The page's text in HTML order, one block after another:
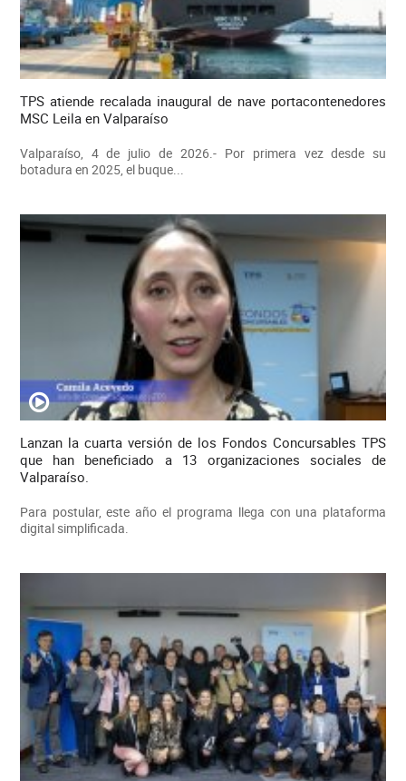
TPS atiende recalada inaugural de nave portacontenedores
MSC Leila en Valparaíso
Valparaíso, 4 de julio de 2026.- Por primera vez desde su
botadura en 2025, el buque...
Lanzan la cuarta versión de los Fondos Concursables TPS
que han beneficiado a 13 organizaciones sociales de
Valparaíso.
Para postular, este año el programa llega con una plataforma
digital simplificada.